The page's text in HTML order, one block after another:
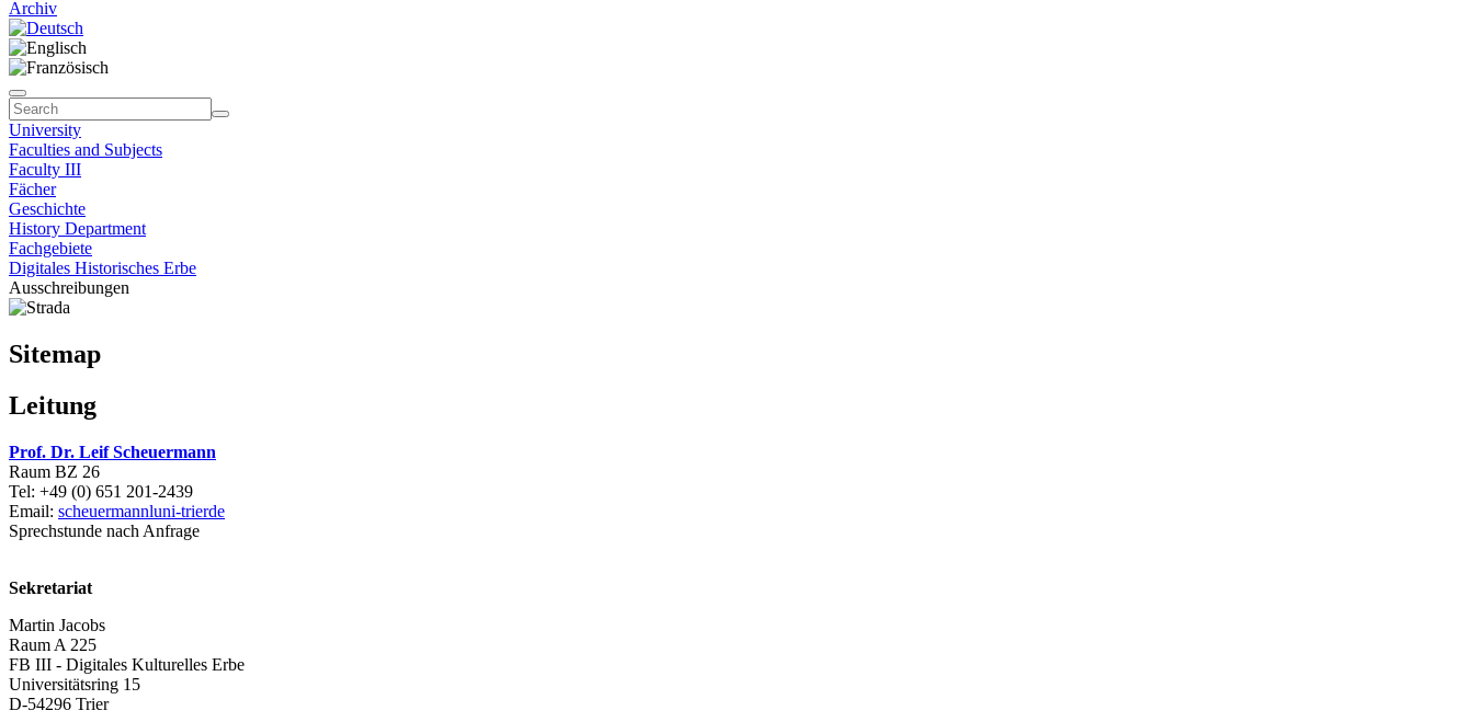
Archiv
University
Faculties and Subjects
Faculty III
Fächer
Geschichte
History Department
Fachgebiete
Digitales Historisches Erbe
Ausschreibungen
Sitemap
Leitung
Prof. Dr. Leif Scheuermann
Raum BZ 26
Tel: +49 (0) 651 201-2439
Email: scheuermannluni-trierde
Sprechstunde nach Anfrage
Sekretariat
Martin Jacobs
Raum A 225
FB III - Digitales Kulturelles Erbe
Universitätsring 15
D-54296 Trier